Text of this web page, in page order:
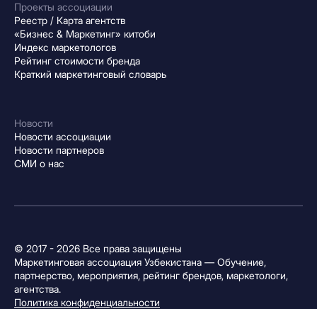
Проекты ассоциации
Реестр / Карта агентств
«Бизнес & Маркетинг» китоби
Индекс маркетологов
Рейтинг стоимости бренда
Краткий маркетинговый словарь
Новости
Новости ассоциации
Новости партнеров
СМИ о нас
© 2017 - 2026 Все права защищены
Маркетинговая ассоциация Узбекистана — Обучение,
партнерство, мероприятия, рейтинг брендов, маркетологи,
агентства.
Политика конфиденциальности